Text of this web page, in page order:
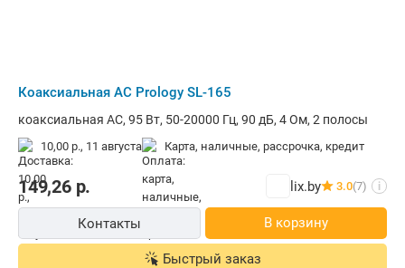
Коаксиальная АС Prology SL-165
коаксиальная АС, 95 Вт, 50-20000 Гц, 90 дБ, 4 Ом, 2 полосы
10,00 р., 11 августа карта, наличные, рассрочка, кредит
149,26р. lix.by 3.0(7) i
Контакты В корзину
Быстрый заказ